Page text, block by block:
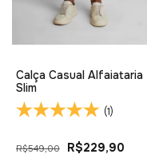
Calça Casual Alfaiataria
Slim
(1)
R$549,00 R$229,90